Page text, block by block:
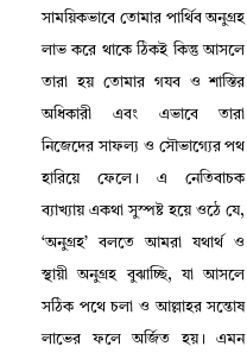
সাময়িকভাবে তোমার পার্থিব অনুগ্রহ
লাভ করে থাকে ঠিকই কিন্তু আসলে
তারা হয় তোমার গযব ও শাস্তির
অধিকারী এবং এভাবে তারা
নিজেদের সাফল্য ও সৌভাগ্যের পথ
হারিয়ে ফেলে । এ নেতিবাচক
ব্যাখ্যায় একথা সুস্পষ্ট হয়ে ওঠে যে,
‘অনুগ্রহ’ বলতে আমরা যথার্থ ও
স্থায়ী অনুগ্রহ বুঝাচ্ছি,যা আসলে
সঠিক পথে চলা ও আল্লাহর সন্তোষ
লাভের ফলে অর্জিত হয়।এমন